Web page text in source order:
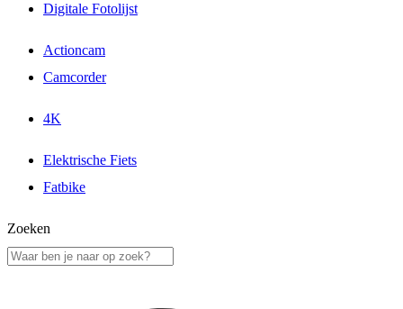
Digitale Fotolijst
Actioncam
Camcorder
4K
Elektrische Fiets
Fatbike
Zoeken